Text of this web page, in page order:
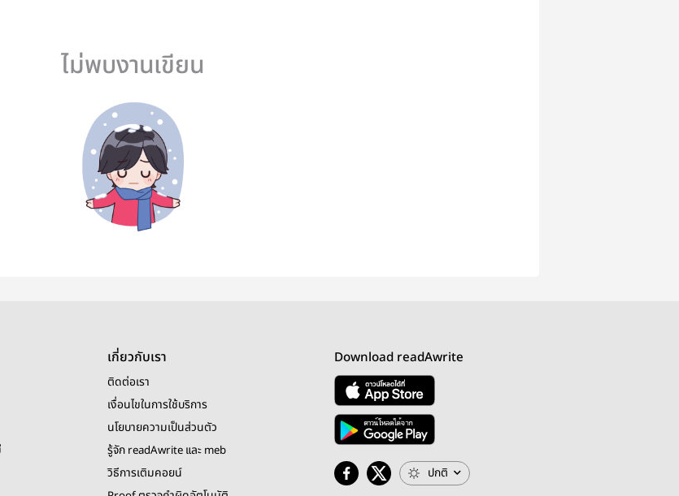
ไม่พบงานเขียน
เกี่ยวกับเรา
ติดต่อเรา
เงื่อนไขในการใช้บริการ
นโยบายความเป็นส่วนตัว
รู้จัก readAwrite และ meb
วิธีการเติมคอยน์
Download readAwrite
ปกติ